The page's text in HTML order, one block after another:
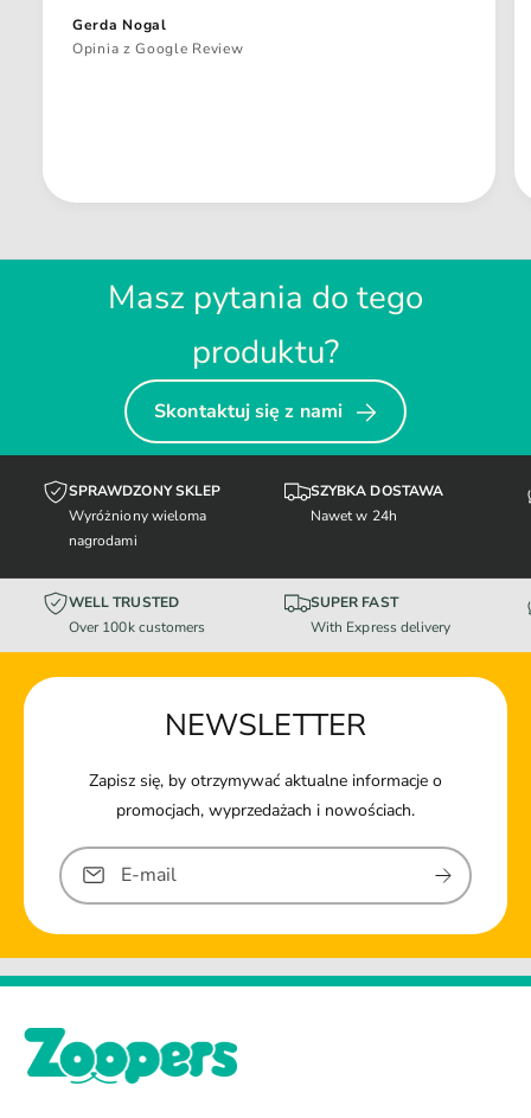
Gerda Nogal
Opinia z Google Review
Masz pytania do tego
produktu?
Skontaktuj się z nami
SPRAWDZONY SKLEP
Wyróżniony wieloma
nagrodami
SZYBKA DOSTAWA
Nawet w 24h
WELL TRUSTED
Over 100k customers
SUPER FAST
With Express delivery
NEWSLETTER
Zapisz się, by otrzymywać aktualne informacje o
promocjach, wyprzedażach i nowościach.
E-mail